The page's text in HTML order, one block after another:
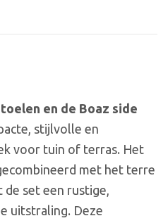
en de Boaz side
stijlvolle en
voor tuin of terras. Het
met het terre
set een rustige,
uitstraling. Deze